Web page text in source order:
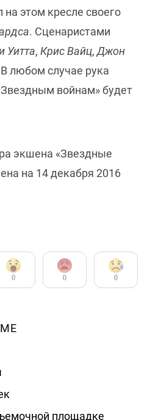
этом кресле своего
. Сценаристами
Уитта, Крис Вайц, Джон
любом случае рука
войнам» будет
экшена «Звездные
на 14 декабря 2016
0 0 0
площадке